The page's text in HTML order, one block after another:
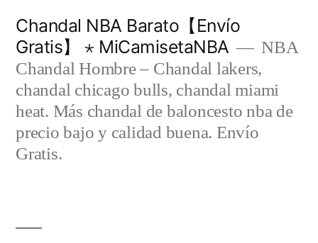
contenido
Chandal NBA Barato【Envío
Gratis】 ⋆ MiCamisetaNBA
NBA
Chandal Hombre – Chandal lakers,
chandal chicago bulls, chandal miami
heat. Más chandal de baloncesto nba de
precio bajo y calidad buena. Envío
Gratis.